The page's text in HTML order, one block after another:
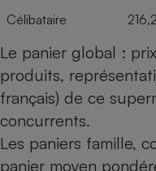
Célibataire
Le panier global :
produits,
français) de ce
concurrents.
Les paniers famille,
panier moyen